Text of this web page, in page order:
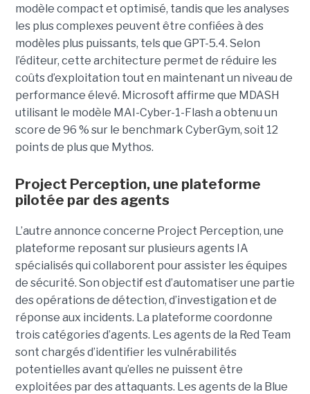
modèle compact et optimisé, tandis que les analyses
les plus complexes peuvent être confiées à des
modèles plus puissants, tels que GPT-5.4. Selon
l’éditeur, cette architecture permet de réduire les
coûts d’exploitation tout en maintenant un niveau de
performance élevé. Microsoft affirme que MDASH
utilisant le modèle MAI-Cyber-1-Flash a obtenu un
score de 96 % sur le benchmark CyberGym, soit 12
points de plus que Mythos.
Project Perception, une plateforme
pilotée par des agents
L’autre annonce concerne Project Perception, une
plateforme reposant sur plusieurs agents IA
spécialisés qui collaborent pour assister les équipes
de sécurité. Son objectif est d’automatiser une partie
des opérations de détection, d’investigation et de
réponse aux incidents. La plateforme coordonne
trois catégories d’agents. Les agents de la Red Team
sont chargés d’identifier les vulnérabilités
potentielles avant qu’elles ne puissent être
exploitées par des attaquants. Les agents de la Blue